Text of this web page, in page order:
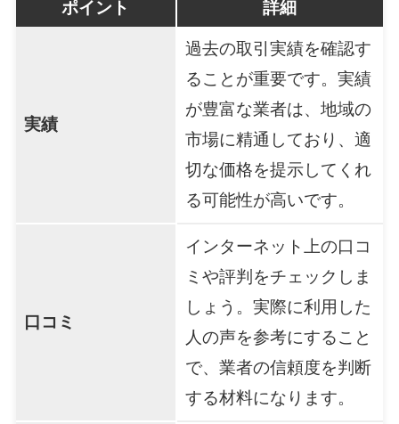
ポイント 詳細
実績
過去の取引実績を確認す
ることが重要です。実績
が豊富な業者は、地域の
市場に精通しており、適
切な価格を提示してくれ
る可能性が高いです。
口コミ
インターネット上の口コ
ミや評判をチェックしま
しょう。実際に利用した
人の声を参考にすること
で、業者の信頼度を判断
する材料になります。